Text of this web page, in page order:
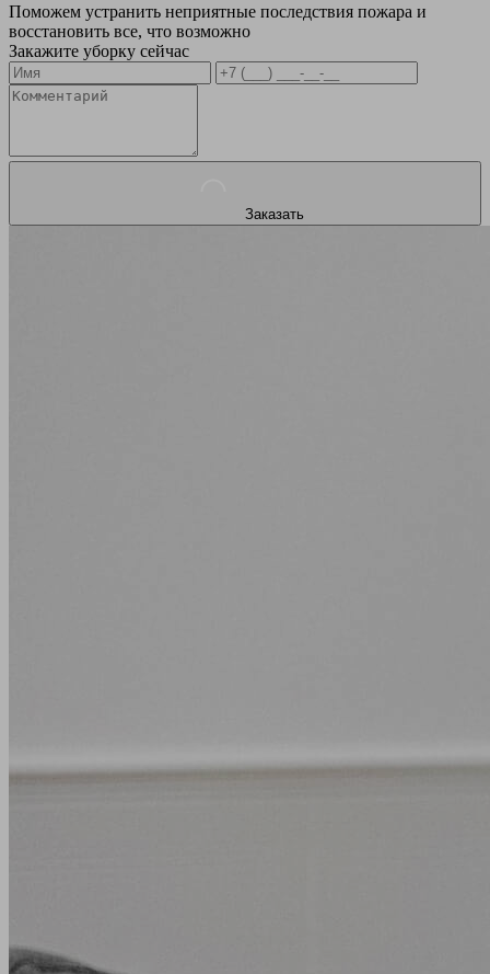
Поможем устранить неприятные последствия пожара и
восстановить все, что возможно
Закажите уборку сейчас
Заказать